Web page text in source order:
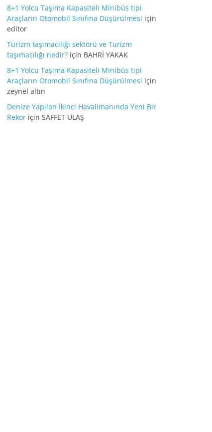
8+1 Yolcu Taşıma Kapasiteli Minibüs tipi
Araçların Otomobil Sınıfına Düşürülmesi için
editor
Turizm taşımacılığı sektörü ve Turizm
taşımacılığı nedir? için BAHRİ YAKAK
8+1 Yolcu Taşıma Kapasiteli Minibüs tipi
Araçların Otomobil Sınıfına Düşürülmesi için
zeynel altın
Denize Yapılan İkinci Havalimanında Yeni Bir
Rekor için SAFFET ULAŞ